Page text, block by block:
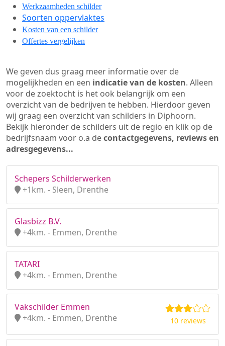
Werkzaamheden schilder
Soorten oppervlaktes
Kosten van een schilder
Offertes vergelijken
We geven dus graag meer informatie over de
mogelijkheden en een indicatie van de kosten. Alleen
voor de zoektocht is het ook belangrijk om een
overzicht van de bedrijven te hebben. Hierdoor geven
wij graag een overzicht van schilders in Diphoorn.
Bekijk hieronder de schilders uit de regio en klik op de
bedrijfsnaam voor o.a decontactgegevens, reviews en
adresgegevens...
Schepers Schilderwerken
+1km. - Sleen, Drenthe
Glasbizz B.V.
+4km. - Emmen, Drenthe
TATARI
+4km. - Emmen, Drenthe
Vakschilder Emmen
+4km. - Emmen, Drenthe
10 reviews